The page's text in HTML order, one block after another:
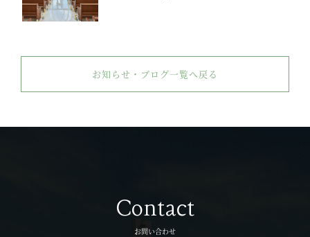
お知らせ・ブログ一覧へ戻る
Contact
お問い合わせ